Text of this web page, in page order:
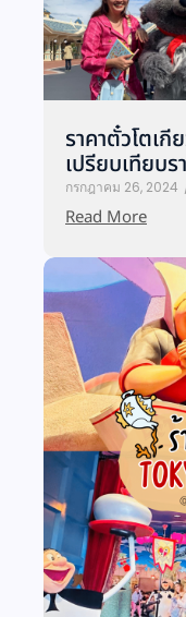
ราคาตั๋วโตเ
เปรียบเทียบ
กรกฎาคม 26, 2024
Read More